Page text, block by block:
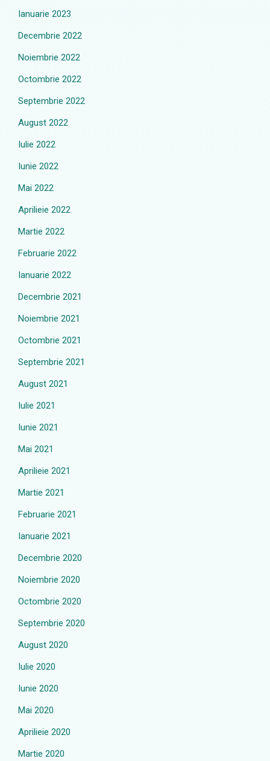
Ianuarie 2023
Decembrie 2022
Noiembrie 2022
Octombrie 2022
Septembrie 2022
August 2022
Iulie 2022
Iunie 2022
Mai 2022
Aprilieie 2022
Martie 2022
Februarie 2022
Ianuarie 2022
Decembrie 2021
Noiembrie 2021
Octombrie 2021
Septembrie 2021
August 2021
Iulie 2021
Iunie 2021
Mai 2021
Aprilieie 2021
Martie 2021
Februarie 2021
Ianuarie 2021
Decembrie 2020
Noiembrie 2020
Octombrie 2020
Septembrie 2020
August 2020
Iulie 2020
Iunie 2020
Mai 2020
Aprilieie 2020
Martie 2020